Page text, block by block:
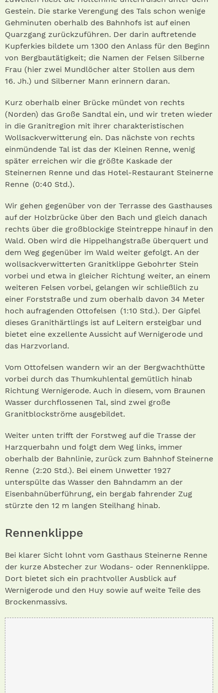
Gestein. Die starke Verengung des Tals schon wenige
Gehminuten oberhalb des Bahnhofs ist auf einen
Quarzgang zurückzuführen. Der darin auftretende
Kupferkies bildete um 1300 den Anlass für den Beginn
von Bergbautätigkeit; die Namen der Felsen Silberne
Frau (hier zwei Mundlöcher alter Stollen aus dem
16. Jh.) und Silberner Mann erinnern daran.
Kurz oberhalb einer Brücke mündet von rechts
(Norden) das Große Sandtal ein, und wir treten wieder
in die Granitregion mit ihrer charakteristischen
Wollsackverwitterung ein. Das nächste von rechts
einmündende Tal ist das der Kleinen Renne, wenig
später erreichen wir die größte Kaskade der
Steinernen Renne und das Hotel-Restaurant Steinerne
Renne (0:40 Std.).
Wir gehen gegenüber von der Terrasse des Gasthauses
auf der Holzbrücke über den Bach und gleich danach
rechts über die großblockige Steintreppe hinauf in den
Wald. Oben wird die Hippelhangstraße überquert und
dem Weg gegenüber im Wald weiter gefolgt. An der
wollsackverwitterten Granitklippe Gebohrter Stein
vorbei und etwa in gleicher Richtung weiter, an einem
weiteren Felsen vorbei, gelangen wir schließlich zu
einer Forststraße und zum oberhalb davon 34 Meter
hoch aufragenden Ottofelsen (1:10 Std.). Der Gipfel
dieses Granithärtlings ist auf Leitern ersteigbar und
bietet eine exzellente Aussicht auf Wernigerode und
das Harzvorland.
Vom Ottofelsen wandern wir an der Bergwachthütte
vorbei durch das Thumkuhlental gemütlich hinab
Richtung Wernigerode. Auch in diesem, vom Braunen
Wasser durchflossenen Tal, sind zwei große
Granitblockströme ausgebildet.
Weiter unten trifft der Forstweg auf die Trasse der
Harzquerbahn und folgt dem Weg links, immer
oberhalb der Bahnlinie, zurück zum Bahnhof Steinerne
Renne (2:20 Std.). Bei einem Unwetter 1927
unterspülte das Wasser den Bahndamm an der
Eisenbahnüberführung, ein bergab fahrender Zug
stürzte den 12 m langen Steilhang hinab.
Rennenklippe
Bei klarer Sicht lohnt vom Gasthaus Steinerne Renne
der kurze Abstecher zur Wodans- oder Rennenklippe.
Dort bietet sich ein prachtvoller Ausblick auf
Wernigerode und den Huy sowie auf weite Teile des
Brockenmassivs.